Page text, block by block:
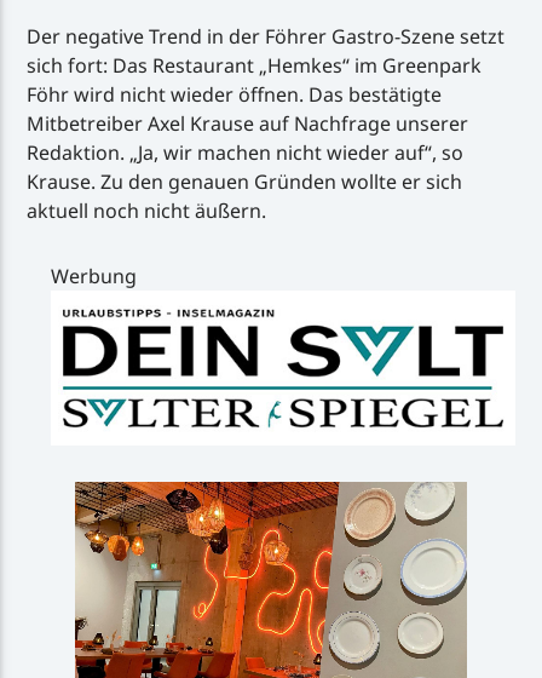
Der negative Trend in der Föhrer Gastro-Szene setzt
sich fort: Das Restaurant „Hemkes“ im Greenpark
Föhr wird nicht wieder öffnen. Das bestätigte
Mitbetreiber Axel Krause auf Nachfrage unserer
Redaktion. „Ja, wir machen nicht wieder auf“, so
Krause. Zu den genauen Gründen wollte er sich
aktuell noch nicht äußern.
Werbung